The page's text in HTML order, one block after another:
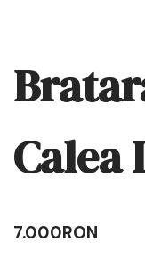
Calea
7.000RON